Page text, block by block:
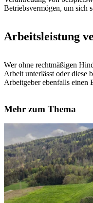
Betriebsvermögen, um sich
Arbeitsleistung
Wer ohne rechtmäßigen
Arbeit unterlässt oder diese
Arbeitgeber ebenfalls einen
Mehr zum Thema